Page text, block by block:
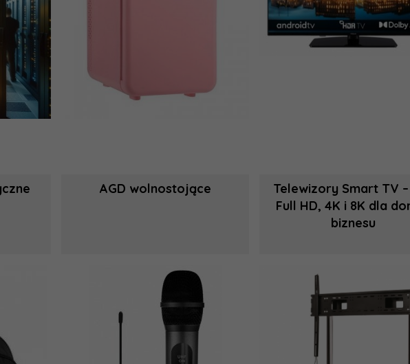
AGD wolnostojące
Telewizory Smart TV –
Full HD, 4K i 8K dla
biznesu